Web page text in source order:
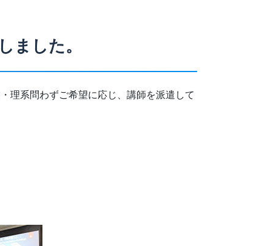
ました。
理系問わずご希望に応じ、講師を派遣して